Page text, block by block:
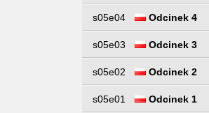
s05e04 Odcinek 4
s05e03 Odcinek 3
s05e02 Odcinek 2
s05e01 Odcinek 1